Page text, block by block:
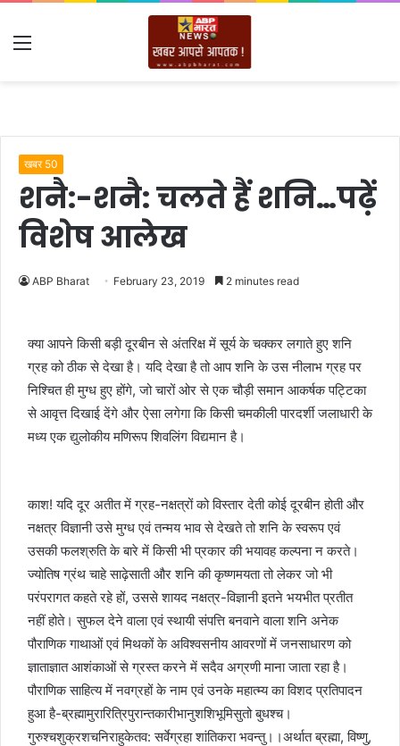
Menu
खबर 50
शनै:-शनै: चलते हैं शनि…पढ़ें
विशेष आलेख
ABP Bharat February 23, 2019 2 minutes read
क्या आपने किसी बड़ी दूरबीन से अंतरिक्ष में सूर्य के चक्कर लगाते हुए शनि
ग्रह को ठीक से देखा है। यदि देखा है तो आप शनि के उस नीलाभ ग्रह पर
निश्चित ही मुग्ध हुए होंगे, जो चारों ओर से एक चौड़ी समान आकर्षक पट्टिका
से आवृत्त दिखाई देंगे और ऐसा लगेगा कि किसी चमकीली पारदर्शी जलाधारी के
मध्य एक द्युलोकीय मणिरूप शिवलिंग विद्यमान है।
काश! यदि दूर अतीत में ग्रह-नक्षत्रों को विस्तार देती कोई दूरबीन होती और
नक्षत्र विज्ञानी उसे मुग्ध एवं तन्मय भाव से देखते तो शनि के स्वरूप एवं
उसकी फलश्रुति के बारे में किसी भी प्रकार की भयावह कल्पना न करते।
ज्योतिष ग्रंथ चाहे साढ़ेसाती और शनि की कृष्णमयता तो लेकर जो भी
परंपरागत कहते रहे हों, उससे शायद नक्षत्र-विज्ञानी इतने भयभीत प्रतीत
नहीं होते। सुफल देने वाला एवं स्थायी संपत्ति बनवाने वाला शनि अनेक
पौराणिक गाथाओं एवं मिथकों के अविश्वसनीय आवरणों में जनसाधारण को
ज्ञाताज्ञात आशंकाओं से ग्रस्त करने में सदैव अग्रणी माना जाता रहा है।
पौराणिक साहित्य में नवग्रहों के नाम एवं उनके महात्म्य का विशद प्रतिपादन
हुआ है-ब्रह्मामुरारित्रिपुरान्तकारीभानुशशिभूमिसुतो बुधश्च।
गुरुश्चशुक्रशचनिराहुकेतव: सर्वेग्रहा शांतिकरा भवन्तु।।अर्थात ब्रह्मा, विष्णु,